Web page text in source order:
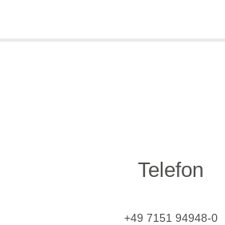
Telefon
+49 7151 94948-0